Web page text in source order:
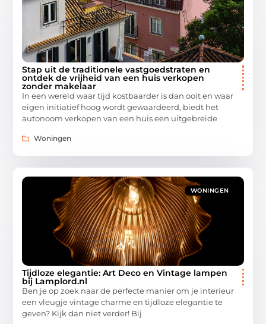
Stap uit de traditionele vastgoedstraten en
ontdek de vrijheid van een huis verkopen
zonder makelaar
In een wereld waar tijd kostbaarder is dan ooit en waar
eigen initiatief hoog wordt gewaardeerd, biedt het
autonoom verkopen van een huis een uitgebreide
Woningen
WONINGEN
Tijdloze elegantie: Art Deco en Vintage lampen
bij Lamplord.nl
Ben je op zoek naar de perfecte manier om je interieur
een vleugje vintage charme en tijdloze elegantie te
geven? Kijk dan niet verder! Bij